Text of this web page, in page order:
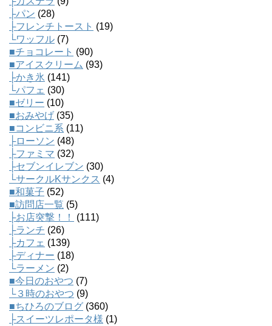
├パン (28)
├フレンチトースト (19)
└ワッフル (7)
■チョコレート (90)
■アイスクリーム (93)
├かき氷 (141)
└パフェ (30)
■ゼリー (10)
■おみやげ (35)
■コンビニ系 (11)
├ローソン (48)
├ファミマ (32)
├セブンイレブン (30)
└サークルKサンクス (4)
■和菓子 (52)
■訪問店一覧 (5)
├お店突撃！！
(111)
├ランチ (26)
├カフェ (139)
├ディナー (18)
└ラーメン (2)
■今日のおやつ (7)
└３時のおやつ (9)
■ちひろのブログ (360)
├スイーツレポータ様 (1)